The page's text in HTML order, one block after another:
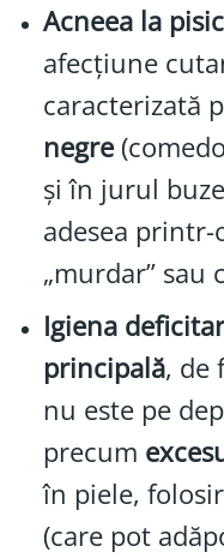
Acneea la
afecțiune
caracterizată
negre
și în jurul
adesea
„murdar” sau
Igiena
principală, de
nu este pe
precum
în piele,
(care pot